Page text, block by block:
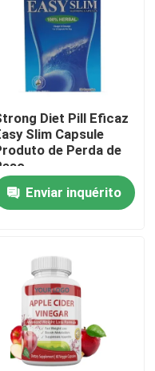
Diet Pill Eficaz
Slim Capsule
de Perda de
Enviar inquérito